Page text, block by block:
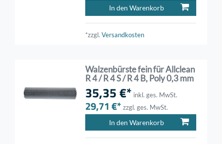
In den Warenkorb
*zzgl.Versandkosten
Walzenbürste fein für Allclean
R 4 / R 4 S / R 4 B, Poly 0,3 mm
35,35 €* inkl. ges. MwSt.
29,71 €* zzgl. ges. MwSt.
In den Warenkorb